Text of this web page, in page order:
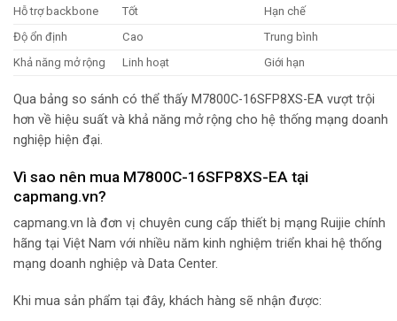
Hỗ trợ backbone
Tốt
Hạn chế
Độ ổn định
Cao
Trung bình
Khả năng mở rộng
Linh hoạt Giới hạn
Qua bảng so sánh có thể thấy M7800C-16SFP8XS-EA vượt trội
hơn về hiệu suất và khả năng mở rộng cho hệ thống mạng doanh
nghiệp hiện đại.
Vì sao nên mua M7800C-16SFP8XS-EA tại
capmang.vn?
capmang.vn là đơn vị chuyên cung cấp thiết bị mạng Ruijie chính
hãng tại Việt Nam với nhiều năm kinh nghiệm triển khai hệ thống
mạng doanh nghiệp và Data Center.
Khi mua sản phẩm tại đây, khách hàng sẽ nhận được: